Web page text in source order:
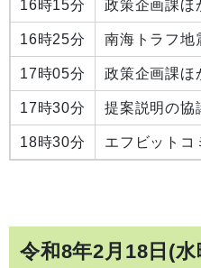
16時15分 政策企画課ほ
16時25分 南海トラフ地
17時05分 政策企画課ほ
17時30分 提案説明の協
18時30分 エフビットコ
令和8年2月18日(